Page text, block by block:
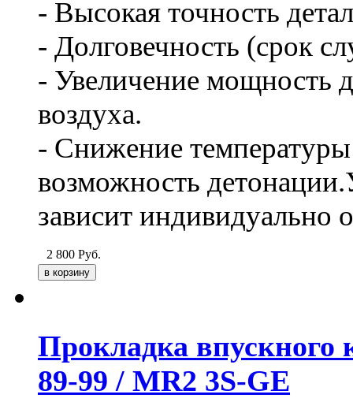
- Высокая точность
- Долговечность (срок
- Увеличение мощность
воздуха.
- Снижение
возможность
зависит индивидуально
2 800 Руб.
Прокладка впускного
89-99 / MR2 3S-GE